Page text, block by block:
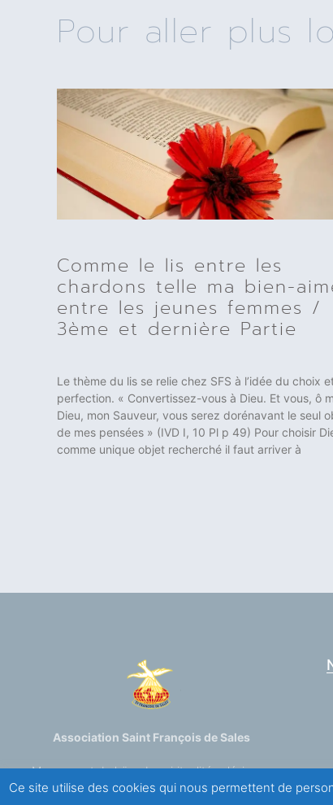
Pour aller plus
Comme le lis entre les
chardons telle ma bien-
entre les jeunes femmes /
3ème et dernière Partie
Le thème du lis se relie chez SFS à l’idée du choix
perfection. « Convertissez-vous à Dieu. Et vous, ô
Dieu, mon Sauveur, vous serez dorénavant le seul
de mes pensées » (IVD I, 10 Pl p 49) Pour choisir
comme unique objet recherché il faut arriver à
Association Saint François de Sales
Mouvement de laïcs de spiritualité salésienne
Ce site utilise des cookies qui nous permettent de